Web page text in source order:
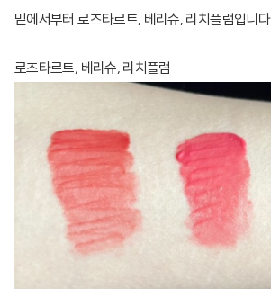
밑에서부터 로즈타르트, 베리슈, 리치플럼입니다
로즈타르트, 베리슈, 리치플럼